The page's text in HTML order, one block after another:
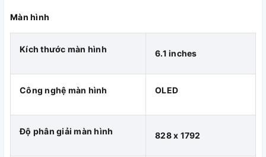
Màn hình
Kích thước màn hình 6.1 inches
Công nghệ màn hình OLED
Độ phân giải màn hình 828 x 1792